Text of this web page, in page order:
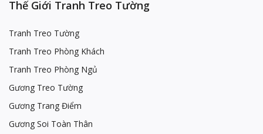
Thế Giới Tranh Treo Tường
Tranh Treo Tường
Tranh Treo Phòng Khách
Tranh Treo Phòng Ngủ
Gương Treo Tường
Gương Trang Điểm
Gương Soi Toàn Thân